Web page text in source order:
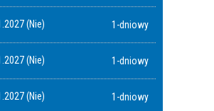
(Nie) 1-dniowy
(Nie) 1-dniowy
(Nie) 1-dniowy